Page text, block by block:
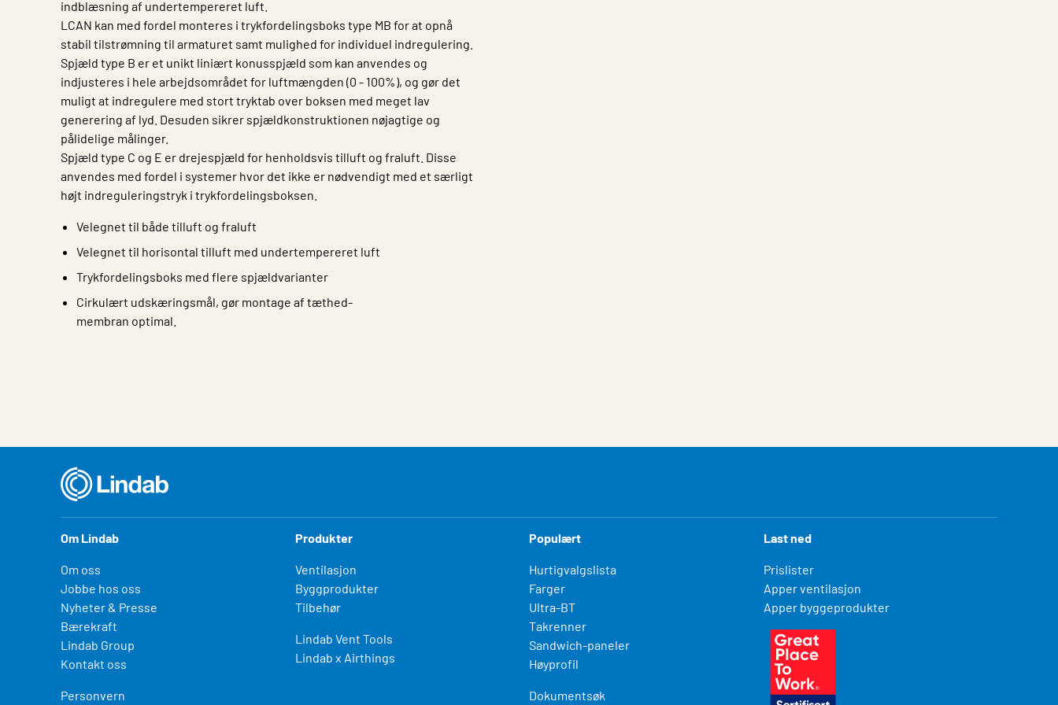
indblæsning af undertempereret luft.
LCAN kan med fordel monteres i trykfordelingsboks type MB for at opnå
stabil tilstrømning til armaturet samt mulighed for individuel indregulering.
Spjæld type B er et unikt liniært konusspjæld som kan anvendes og
indjusteres i hele arbejdsområdet for luftmængden (0 - 100%), og gør det
muligt at indregulere med stort tryktab over boksen med meget lav
generering af lyd. Desuden sikrer spjældkonstruktionen nøjagtige og
pålidelige målinger.
Spjæld type C og E er drejespjæld for henholdsvis tilluft og fraluft. Disse
anvendes med fordel i systemer hvor det ikke er nødvendigt med et særligt
højt indreguleringstryk i trykfordelingsboksen.
Velegnet til både tilluft og fraluft
Velegnet til horisontal tilluft med undertempereret luft
Trykfordelingsboks med flere spjældvarianter
Cirkulært udskæringsmål, gør montage af tæthed-
membran optimal.
Om Lindab
Om oss
Jobbe hos oss
Nyheter & Presse
Bærekraft
Lindab Group
Kontakt oss
Personvern
Produkter
Ventilasjon
Byggprodukter
Tilbehør
Lindab Vent Tools
Lindab x Airthings
Populært
Hurtigvalgslista
Farger
Ultra-BT
Takrenner
Sandwich-paneler
Høyprofil
Dokumentsøk
Last ned
Prislister
Apper ventilasjon
Apper byggeprodukter